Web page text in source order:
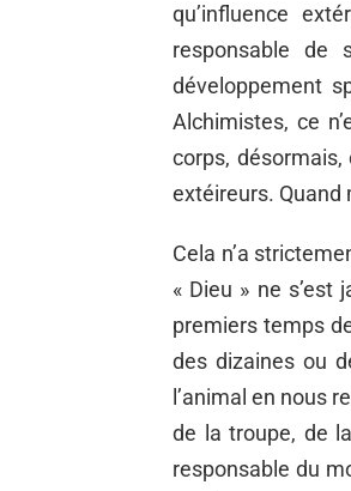
qu’influence
responsable de
développement
Alchimistes, ce
corps, désormais,
extéireurs. Quand
Cela n’a
« Dieu » ne
premiers temps
des dizaines ou
l’animal en nous
de la troupe, de
responsable du